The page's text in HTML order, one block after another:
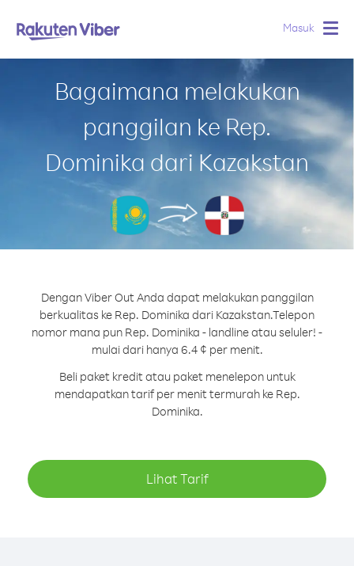
Masuk
Bagaimana melakukan
panggilan ke Rep.
Dominika dari Kazakstan
Dengan Viber Out Anda dapat melakukan panggilan
berkualitas ke Rep. Dominika dari Kazakstan.Telepon
nomor mana pun Rep. Dominika - landline atau seluler! -
mulai dari hanya 6.4 ¢ per menit.
Beli paket kredit atau paket menelepon untuk
mendapatkan tarif per menit termurah ke Rep.
Dominika.
Lihat Tarif